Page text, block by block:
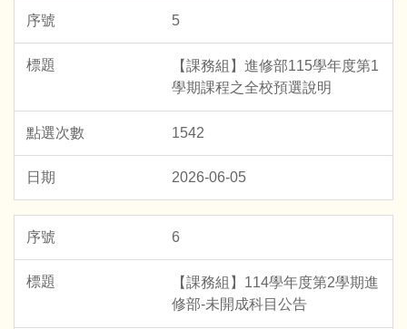
5
【課務組】進修部115學年度第1
學期課程之全校預選說明
1542
2026-06-05
6
【課務組】114學年度第2學期進
修部-未開成科目公告